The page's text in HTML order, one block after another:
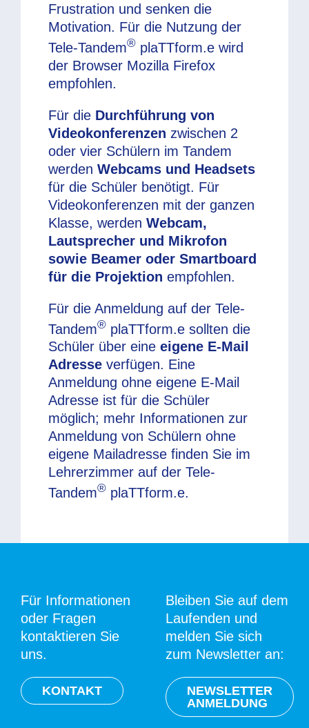
Frustration und senken die
Motivation. Für die Nutzung der
Tele-Tandem® plaTTform.e wird
der Browser Mozilla Firefox
empfohlen.
Für die Durchführung von
Videokonferenzen zwischen 2
oder vier Schülern im Tandem
werden Webcams und Headsets
für die Schüler benötigt. Für
Videokonferenzen mit der ganzen
Klasse, werden Webcam,
Lautsprecher und Mikrofon
sowie Beamer oder Smartboard
für die Projektion empfohlen.
Für die Anmeldung auf der Tele-
Tandem® plaTTform.e sollten die
Schüler über eine eigene E-Mail
Adresse verfügen. Eine
Anmeldung ohne eigene E-Mail
Adresse ist für die Schüler
möglich; mehr Informationen zur
Anmeldung von Schülern ohne
eigene Mailadresse finden Sie im
Lehrerzimmer auf der Tele-
Tandem® plaTTform.e.
Für Informationen
oder Fragen
kontaktieren Sie
uns.
KONTAKT
Bleiben Sie auf dem
Laufenden und
melden Sie sich
zum Newsletter an:
NEWSLETTER
ANMELDUNG